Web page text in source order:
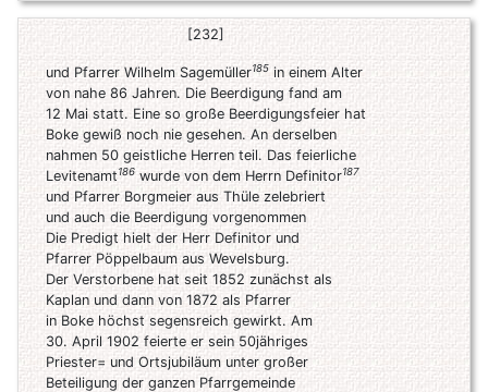
[232]
und Pfarrer Wilhelm Sagemüller185 in einem Alter
von nahe 86 Jahren. Die Beerdigung fand am
12 Mai statt. Eine so große Beerdigungsfeier hat
Boke gewiß noch nie gesehen. An derselben
nahmen 50 geistliche Herren teil. Das feierliche
Levitenamt186 wurde von dem Herrn Definitor187
und Pfarrer Borgmeier aus Thüle zelebriert
und auch die Beerdigung vorgenommen
Die Predigt hielt der Herr Definitor und
Pfarrer Pöppelbaum aus Wevelsburg.
Der Verstorbene hat seit 1852 zunächst als
Kaplan und dann von 1872 als Pfarrer
in Boke höchst segensreich gewirkt. Am
30. April 1902 feierte er sein 50jähriges
Priester= und Ortsjubiläum unter großer
Beteiligung der ganzen Pfarrgemeinde